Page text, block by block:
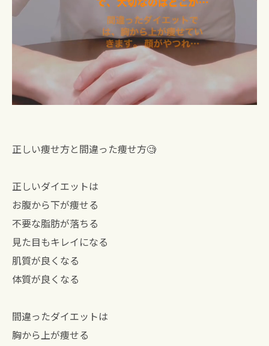
正しい痩せ方と間違った痩せ方🧐
正しいダイエットは
お腹から下が痩せる
不要な脂肪が落ちる
見た目もキレイになる
肌質が良くなる
体質が良くなる
間違ったダイエットは
胸から上が痩せる